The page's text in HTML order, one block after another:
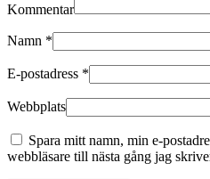
Kommentar
Namn *
E-postadress *
Webbplats
Spara mitt namn, min e-
webbläsare till nästa gång jag